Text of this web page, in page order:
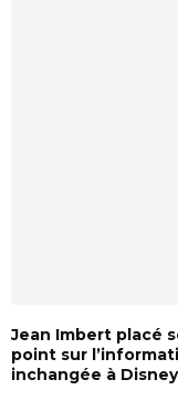
Jean Imbert placé
point sur
inchangée à